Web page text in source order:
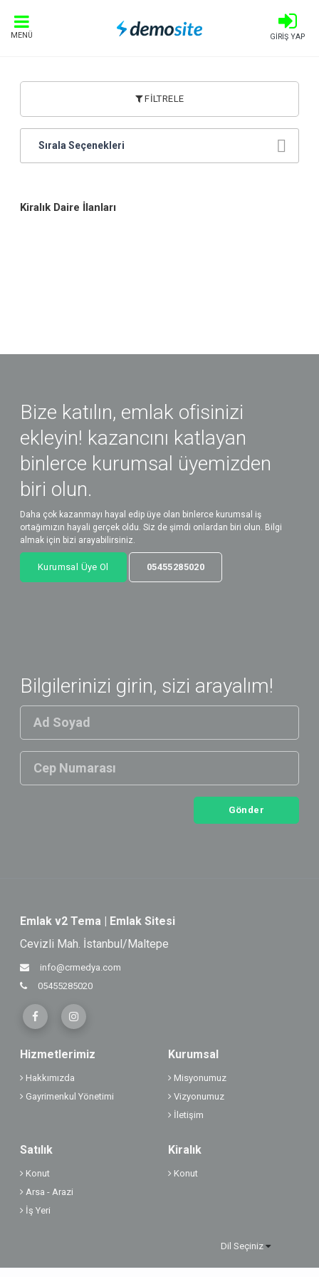
MENÜ GİRİŞ YAP
FİLTRELE
Sırala Seçenekleri
Kiralık Daire İlanları
Bize katılın, emlak ofisinizi
ekleyin! kazancını katlayan
binlerce kurumsal üyemizden
biri olun.
Daha çok kazanmayı hayal edip üye olan binlerce kurumsal iş
ortağımızın hayali gerçek oldu. Siz de şimdi onlardan biri olun. Bilgi
almak için bizi arayabilirsiniz.
Kurumsal Üye Ol 05455285020
Bilgilerinizi girin, sizi arayalım!
Gönder
Emlak v2 Tema | Emlak Sitesi
Cevizli Mah. İstanbul/Maltepe
info@crmedya.com
05455285020
Hizmetlerimiz
Hakkımızda
Gayrimenkul Yönetimi
Kurumsal
Misyonumuz
Vizyonumuz
İletişim
Satılık
Konut
Arsa - Arazi
İş Yeri
Kiralık
Konut
Dil Seçiniz